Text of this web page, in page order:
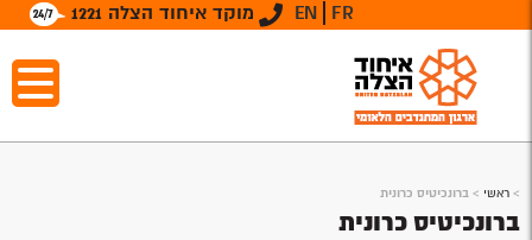
מוקד איחוד הצלה 1221 EN FR
> ראשי > ברונכיטיס כרונית
ברונכיטיס כרונית